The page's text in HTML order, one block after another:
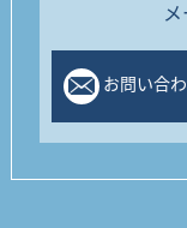
お問い合